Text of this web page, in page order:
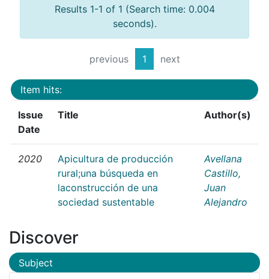
Results 1-1 of 1 (Search time: 0.004
seconds).
previous 1 next
Item hits:
Issue
Date
Title Author(s)
2020
Apicultura de producción
rural;una búsqueda en
laconstrucción de una
sociedad sustentable
Avellana
Castillo,
Juan
Alejandro
Discover
Subject